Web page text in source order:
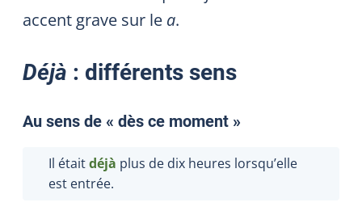
accent grave sur le a.
Déjà : différents sens
Au sens de « dès ce moment »
Il étaitdéjà plus de dix heures lorsqu’elle
est entrée.